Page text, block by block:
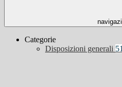
Categorie
Disposizioni generali 51